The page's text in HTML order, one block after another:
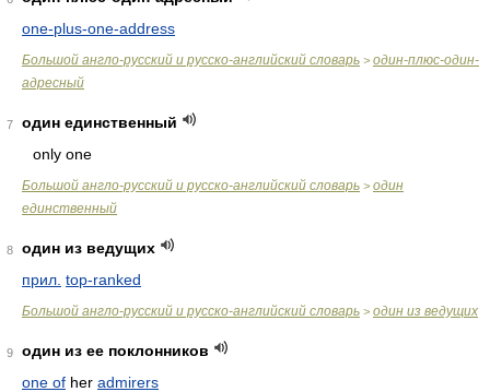
one-plus-one-address
Большой англо-русский и русско-английский словарь > один-плюс-один-
адресный
7
один единственный
only one
Большой англо-русский и русско-английский словарь > один
единственный
8
один из ведущих
прил. top-ranked
Большой англо-русский и русско-английский словарь > один из ведущих
9
один из ее поклонников
one of her admirers